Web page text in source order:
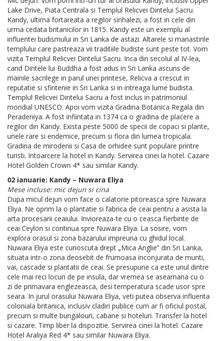
Lake Drive, Piata Centrala si Templul Relicvei Dintelui Sacru.
Kandy, ultima fortareata a regilor sinhalezi, a fost in cele din
urma cedata britanicilor in 1815. Kandy este un exemplu al
influentei budismului in Sri Lanka de astazi. Altarele si manastirile
templului care pastreaza vii traditiile budiste sunt peste tot. Vom
vizita Templul Relicvei Dintelui Sacru. Inca din secolul al IV-lea,
cand Dintele lui Buddha a fost adus in Sri Lanka ascuns de
mainile sacrilege in parul unei printese, Relicva a crescut in
reputatie si sfintenie in Sri Lanka si in intreaga lume budista.
Templul Relicvei Dintelui Sacru a fost inclus in patrimoniul
mondial UNESCO. Apoi vom vizita Gradina Botanica Regala din
Peradeniya. A fost infiintata in 1374 ca o gradina de placere a
regilor din Kandy. Exista peste 5000 de specii de copaci si plante,
unele rare si endemice, precum si flora din lumea tropicala.
Gradina de mirodenii si Casa de orhidee sunt populare printre
turisti. Intoarcere la hotel in Kandy. Servirea cinei la hotel. Cazare
Hotel Golden Crown 4* sau similar Kandy.
02 ianuarie: Kandy – Nuwara Eliya
Mese incluse: mic dejun si cina
Dupa micul dejun vom face o calatorie pitoreasca spre Nuwara
Eliya. Ne oprim la o plantatie si fabrica de ceai pentru a asista la
arta procesarii ceaiului. Invioreaza-te cu o ceasca fierbinte de
ceai Ceylon si continua spre Nuwara Eliya. La sosire, vom
explora orasul si zona bazarului impreuna cu ghidul local.
Nuwara Eliya este cunoscuta drept „Mica Anglie” din Sri Lanka,
situata intr-o zona deosebit de frumoasa inconjurata de munti,
vai, cascade si plantatii de ceai. Se presupune ca este unul dintre
cele mai reci locuri de pe insula, dar vremea se aseamana cu o
zi de primavara englezeasca, desi temperatura scade usor spre
seara. In jurul orasului Nuwara Eliya, veti putea observa influenta
coloniala britanica, inclusiv cladiri publice cum ar fi oficiul postal,
precum si multe bungalouri, cabane si hoteluri. Transfer la hotel
si cazare. Timp liber la dispozitie. Servirea cinei la hotel. Cazare
Hotel Araliya Red 4* sau similar Nuwara Eliya.